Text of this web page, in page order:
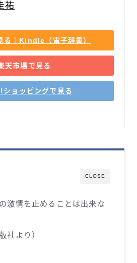
祐
｜Kindle（電子辞書）
天市場で見る
ョッピングで見る
CLOSE
激情を止めることは出来な
社より）